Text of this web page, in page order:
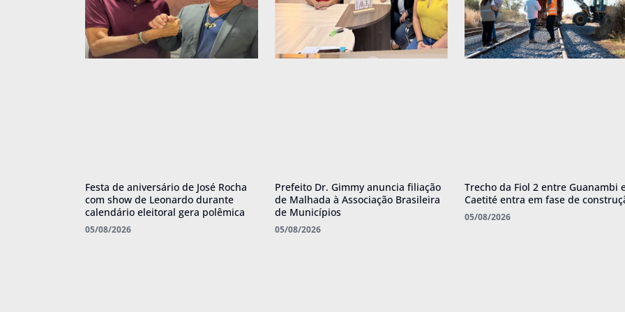
Festa de aniversário de José Rocha
com show de Leonardo durante
calendário eleitoral gera polêmica
05/08/2026
Prefeito Dr. Gimmy anuncia filiação
de Malhada à Associação Brasileira
de Municípios
05/08/2026
Trecho da Fiol 2 entre Guanambi
Caetité entra em fase de
05/08/2026